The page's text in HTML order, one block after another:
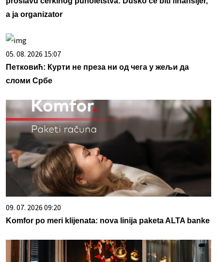
a ja organizator
05. 08. 2026 15:07
Петковић: Курти не преза ни од чега у жељи да
сломи Србе
09. 07. 2026 09:20
Komfor po meri klijenata: nova linija paketa ALTA banke